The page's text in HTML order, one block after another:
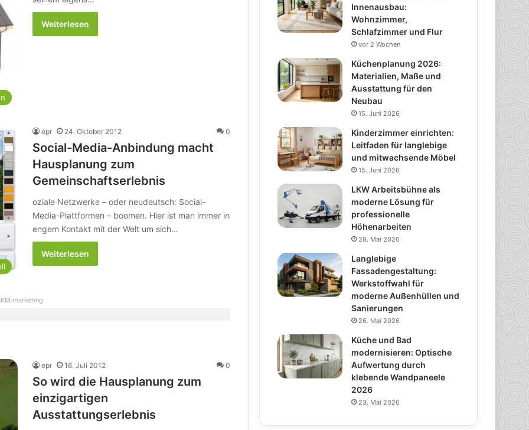
Weiterlesen
epr 24. Oktober 2012 0
Social-Media-Anbindung macht
Hausplanung zum
Gemeinschaftserlebnis
oziale Netzwerke – oder neudeutsch: Social-
Media-Plattformen – boomen. Hier ist man immer in
engem Kontakt mit der Welt um sich…
Weiterlesen
epr 16. Juli 2012 0
So wird die Hausplanung zum
einzigartigen
Ausstattungserlebnis
Innenausbau:
Wohnzimmer,
Schlafzimmer und Flur
vor 2 Wochen
Küchenplanung 2026:
Materialien, Maße und
Ausstattung für den
Neubau
15. Juni 2026
Kinderzimmer einrichten:
Leitfaden für langlebige
und mitwachsende Möbel
15. Juni 2026
LKW Arbeitsbühne als
moderne Lösung für
professionelle
Höhenarbeiten
28. Mai 2026
Langlebige
Fassadengestaltung:
Werkstoffwahl für
moderne Außenhüllen und
Sanierungen
26. Mai 2026
Küche und Bad
modernisieren: Optische
Aufwertung durch
klebende Wandpaneele
2026
23. Mai 2026